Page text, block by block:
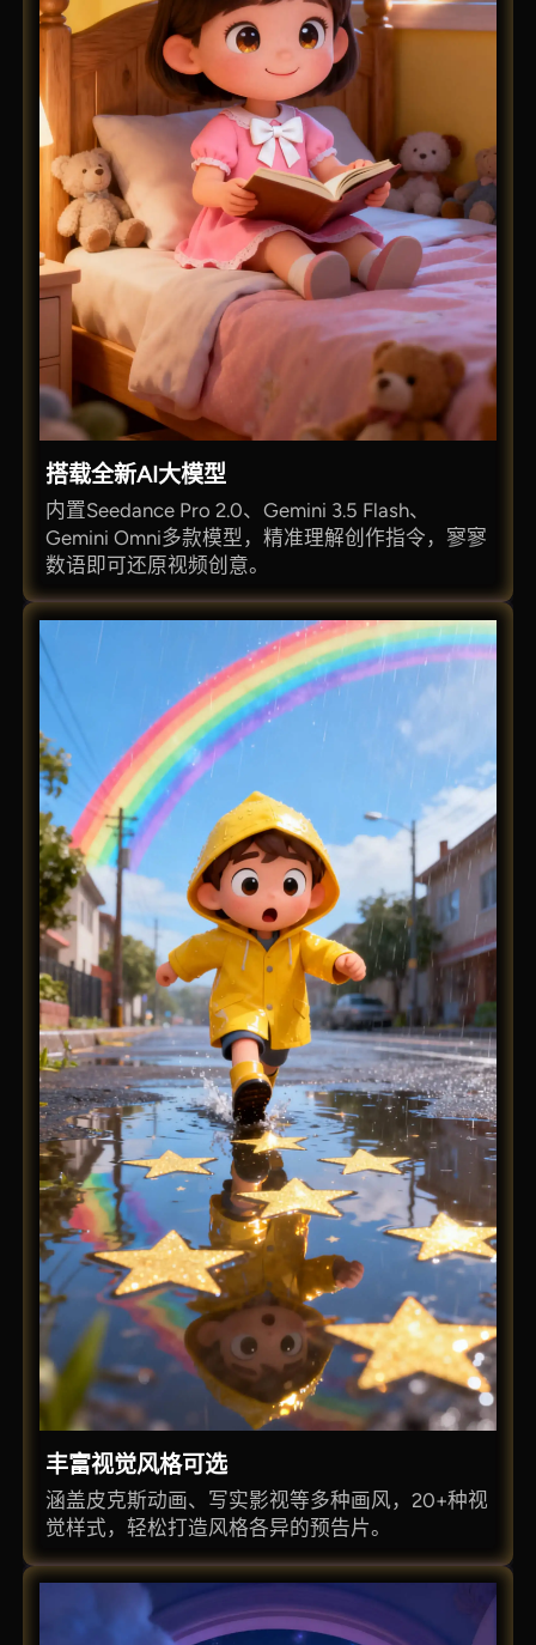
搭载全新AI大模型
内置Seedance Pro 2.0、Gemini 3.5 Flash、
Gemini Omni多款模型，精准理解创作指令，寥寥
数语即可还原视频创意。
丰富视觉风格可选
涵盖皮克斯动画、写实影视等多种画风，20+种视
觉样式，轻松打造风格各异的预告片。